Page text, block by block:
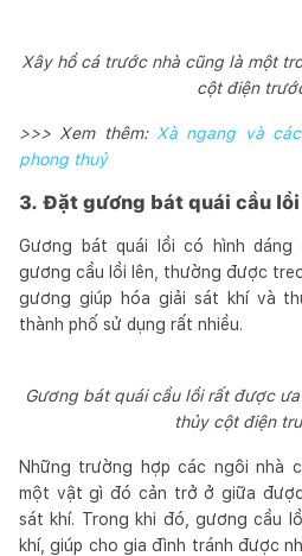
Xây hồ cá trước nhà cũng là một
cột điện
>>> Xem thêm: Xà ngang và
phong thuỷ
3. Đặt gương bát quái cầu
Gương bát quái lồi có hình
gương cầu lồi lên, thường được
gương giúp hóa giải sát khí và
thành phố sử dụng rất nhiều.
Gương bát quái cầu lồi rất được
thủy cột điện
Những trường hợp các ngôi nhà
một vật gì đó cản trở ở giữa
sát khí. Trong khi đó, gương cầu
khí, giúp cho gia đình tránh được